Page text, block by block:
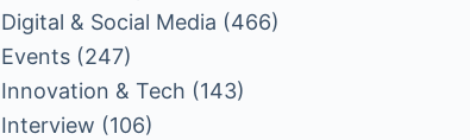
Digital & Social Media (466)
Events (247)
Innovation & Tech (143)
Interview (106)